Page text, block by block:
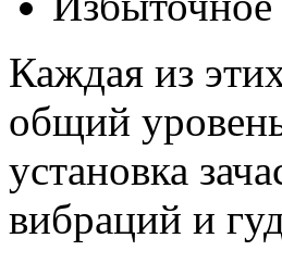
Каждая из
общий
установка
вибраций и